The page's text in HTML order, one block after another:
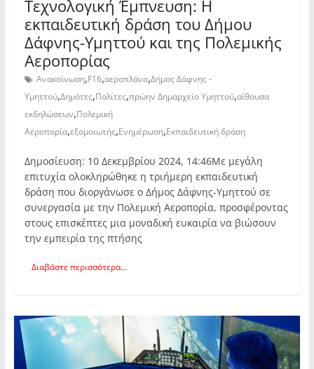
Τεχνολογική Έμπνευση: Η
εκπαιδευτική δράση του Δήμου
Δάφνης-Υμηττού και της Πολεμικής
Αεροπορίας
Ανακοίνωση,F16,αεροπλάνο,Δήμος Δάφνης -
Υμηττού,Δημότες,Πολίτες,πρώην Δημαρχείο Υμηττού,αίθουσα
εκδηλώσεων,Πολεμική
Αεροπορία,εξομοιωτής,Ενημέρωση,Εκπαιδευτική δράση
Δημοσίευση: 10 Δεκεμβρίου 2024, 14:46Με μεγάλη
επιτυχία ολοκληρώθηκε η τριήμερη εκπαιδευτική
δράση που διοργάνωσε ο Δήμος Δάφνης-Υμηττού σε
συνεργασία με την Πολεμική Αεροπορία, προσφέροντας
στους επισκέπτες μια μοναδική ευκαιρία να βιώσουν
την εμπειρία της πτήσης
Διαβάστε περισσότερα...